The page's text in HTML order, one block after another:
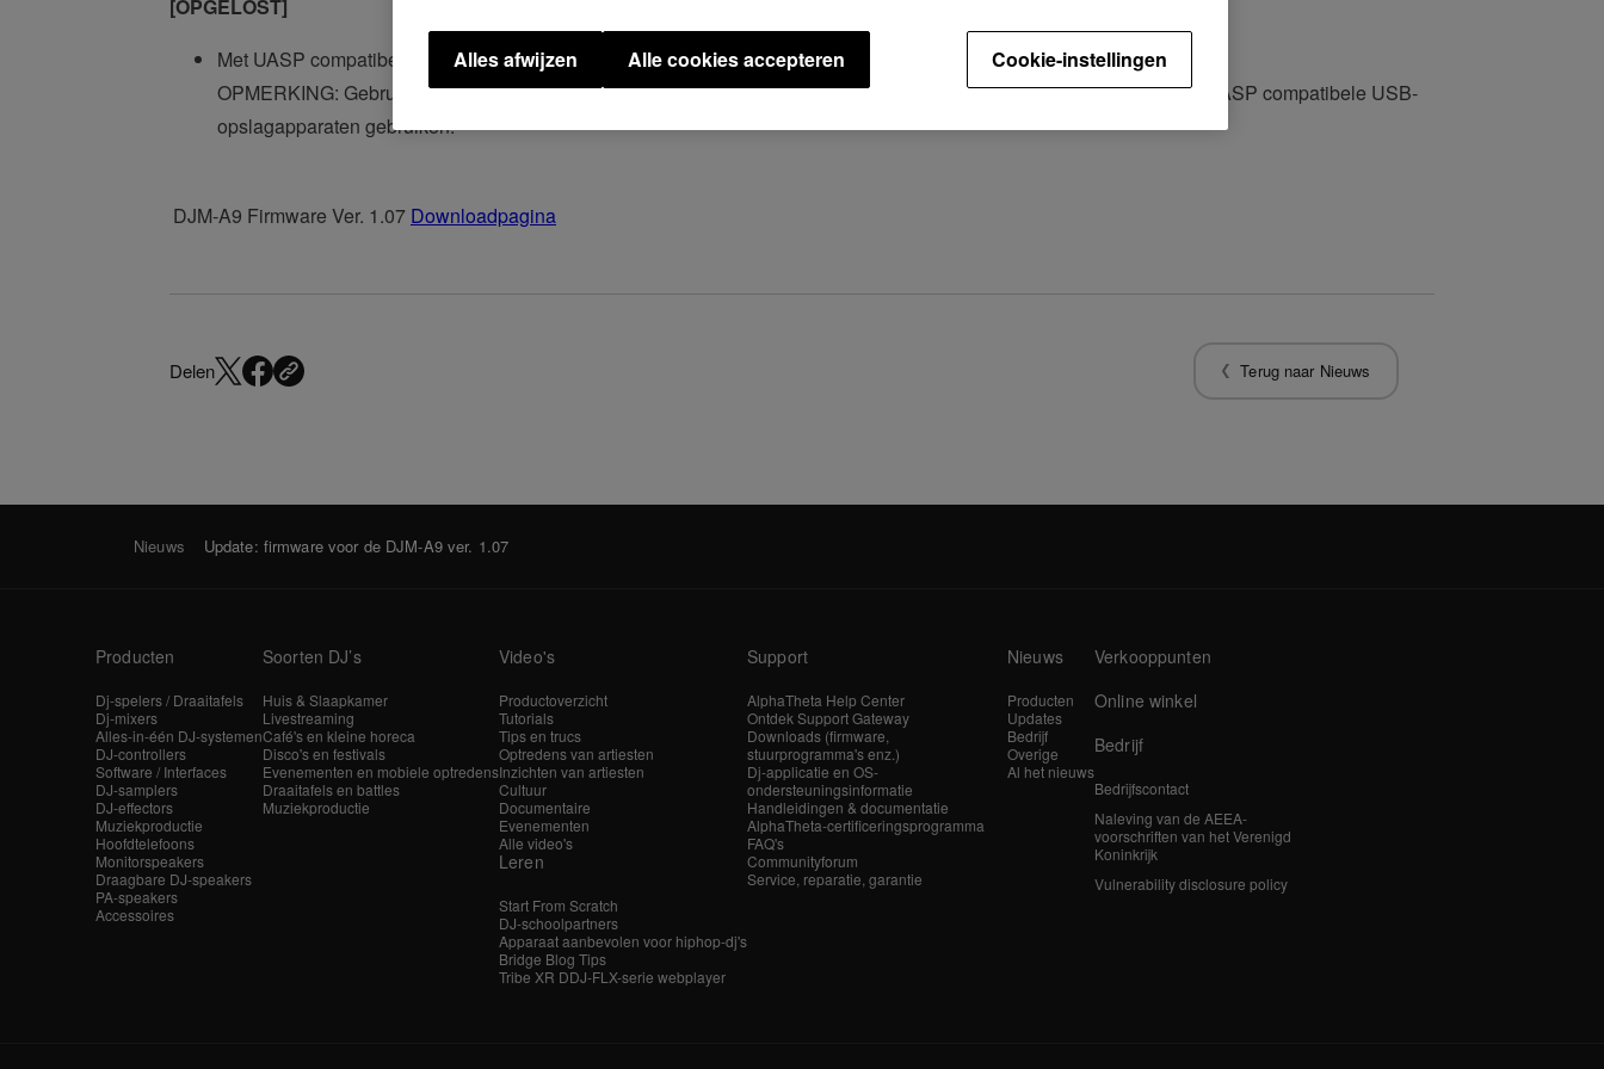
[OPGELOST]
Met UASP compatibele USB-opslagapparaten werden niet herkend.
OPMERKING: Gebruik een niet-UASP USB-opslagapparaat om deze update toe te passen. Na de update kun je met UASP compatibele USB-
opslagapparaten gebruiken.
DJM-A9 Firmware Ver. 1.07 Downloadpagina
Delen Terug naar Nieuws
Nieuws Update: firmware voor de DJM-A9 ver. 1.07
Producten
Dj-spelers / Draaitafels
Dj-mixers
Alles-in-één DJ-systemen
DJ-controllers
Software / Interfaces
DJ-samplers
DJ-effectors
Muziekproductie
Hoofdtelefoons
Monitorspeakers
Draagbare DJ-speakers
PA-speakers
Accessoires
Soorten DJ’s
Huis & Slaapkamer
Livestreaming
Café's en kleine horeca
Disco's en festivals
Evenementen en mobiele optredens
Draaitafels en battles
Muziekproductie
Video's
Productoverzicht
Tutorials
Tips en trucs
Optredens van artiesten
Inzichten van artiesten
Cultuur
Documentaire
Evenementen
Alle video's
Leren
Start From Scratch
DJ-schoolpartners
Apparaat aanbevolen voor hiphop-dj's
Bridge Blog Tips
Tribe XR DDJ-FLX-serie webplayer
Support
AlphaTheta Help Center
Ontdek Support Gateway
Downloads (firmware,
stuurprogramma's enz.)
Dj-applicatie en OS-
ondersteuningsinformatie
Handleidingen & documentatie
AlphaTheta-certificeringsprogramma
FAQ's
Communityforum
Service, reparatie, garantie
Nieuws
Producten
Updates
Bedrijf
Overige
Al het nieuws
Verkooppunten
Online winkel
Bedrijf
Bedrijfscontact
Naleving van de AEEA-
voorschriften van het Verenigd
Koninkrijk
Vulnerability disclosure policy
Cookie-instellingen
Alles afwijzen Alle cookies accepteren